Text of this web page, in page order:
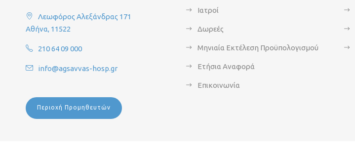
Λεωφόρος Αλεξάνδρας 171
Αθήνα, 11522
210 64 09 000
info@agsavvas-hosp.gr
Περιοχή Προμηθευτών
Ιατροί
Δωρεές
Μηνιαία Εκτέλεση Προϋπολογισμού
Ετήσια Αναφορά
Επικοινωνία